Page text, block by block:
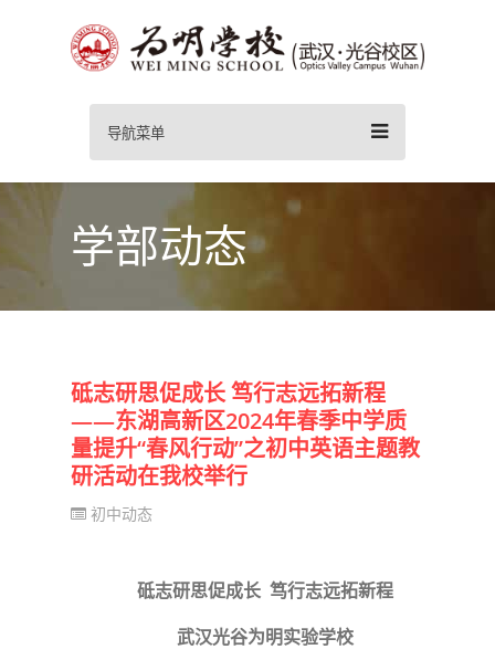
导航菜单
学部动态
砥志研思促成长 笃行志远拓新程
——东湖高新区2024年春季中学质
量提升“春风行动”之初中英语主题教
研活动在我校举行
初中动态
砥志研思促成长 笃行志远拓新程
武汉光谷为明实验学校